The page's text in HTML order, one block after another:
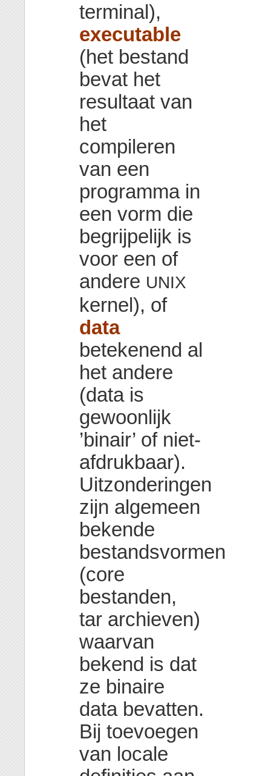
terminal),
executable
(het bestand
bevat het
resultaat van
het
compileren
van een
programma in
een vorm die
begrijpelijk is
voor een of
andere UNIX
kernel), of
data
betekenend al
het andere
(data is
gewoonlijk
’binair’ of niet-
afdrukbaar).
Uitzonderingen
zijn algemeen
bekende
bestandsvormen
(core
bestanden,
tar archieven)
waarvan
bekend is dat
ze binaire
data bevatten.
Bij toevoegen
van locale